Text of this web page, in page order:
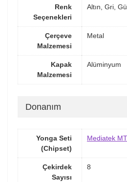
Renk
Seçenekleri
Altın, Gri,
Çerçeve
Malzemesi
Metal
Kapak
Malzemesi
Alüminyum
Donanım
Yonga Seti
(Chipset)
Mediatek
Çekirdek
Sayısı
8